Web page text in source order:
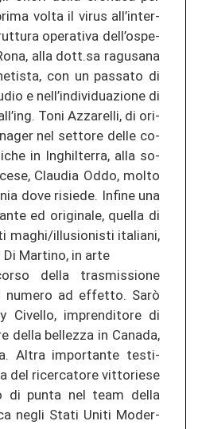
volta il virus all’in­ter­
ope­ra­ti­va dell’ospe­
alla dott.sa ra­gu­s­a­na
con un pas­sa­to di
e nell’in­di­vi­dua­zio­ne di
Toni Az­za­rel­li, di ori­
nel set­to­re delle co­
in In­ghil­ter­ra, alla so­
Clau­dia Oddo, molto
dove risie­de. In­fi­ne una
ed ori­gi­na­le, quel­la di
maghi/il­lu­sio­nis­ti ita­lia­ni,
Mar­ti­no, in arte
della tras­mis­sio­ne
nu­me­ro ad ef­fet­to. Sarò
Ci­vel­lo, im­pren­di­to­re di
della bel­le­z­za in Ca­na­da,
Altra im­por­tan­te tes­ti­
del ri­cer­ca­to­re vit­to­ri­ese
di punta nel team della
negli Stati Uniti Mo­der­